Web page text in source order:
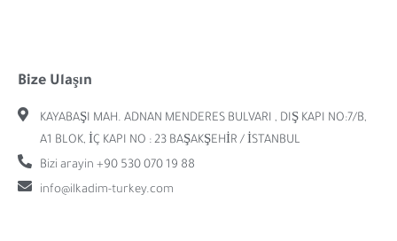
Bize Ulaşın
KAYABAŞI MAH. ADNAN MENDERES BULVARI , DIŞ KAPI NO:7/B,
A1 BLOK, İÇ KAPI NO : 23 BAŞAKŞEHİR / İSTANBUL
Bizi arayin +90 530 070 19 88
info@ilkadim-turkey.com